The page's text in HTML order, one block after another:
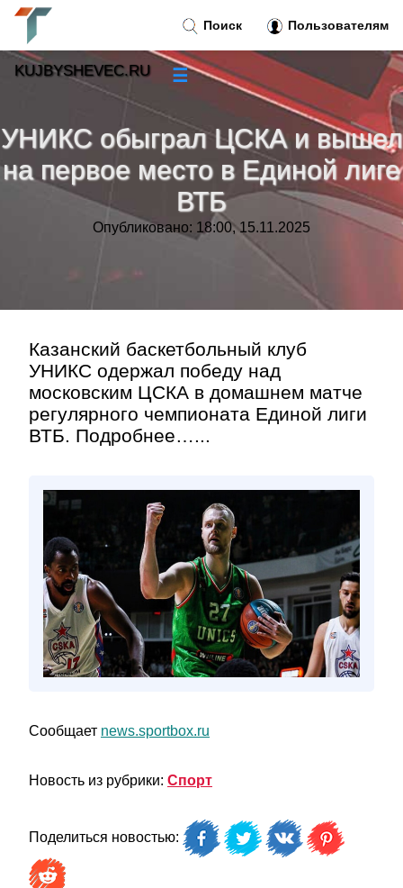
УНИКС обыграл ЦСКА и вышел
на первое место в Единой лиге
ВТБ
Опубликовано: 18:00, 15.11.2025
Казанский баскетбольный клуб
УНИКС одержал победу над
московским ЦСКА в домашнем матче
регулярного чемпионата Единой лиги
ВТБ. Подробнее…...
Сообщает news.sportbox.ru
Новость из рубрики: Спорт
Поделиться новостью:
Поиск Пользователям
KUJBYSHEVEC.RU ☰
Новости»
Тренды новостей »
Рубрики»
Контакт»